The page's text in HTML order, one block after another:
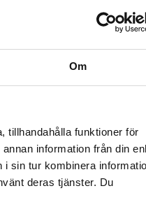
Om
tillhandahålla funktioner för
information från din
sin tur kombinera
deras tjänster. Du
Vinkkejä
useana
Cream Visible